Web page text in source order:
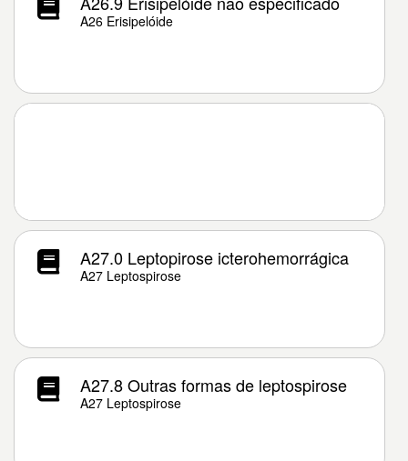
A26 Erisipelóide
A27.0 Leptopirose icterohemorrágica
A27 Leptospirose
A27.8 Outras formas de leptospirose
A27 Leptospirose